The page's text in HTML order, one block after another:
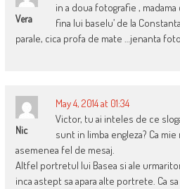
Vera
in a doua fotografie ,
fina lui baselu’ de la
parale, cica profa de mate …jenanta
Nic
May 4, 2014 at 01:34
Victor, tu ai inteles de ce
sunt in limba engleza? Ca
asemenea fel de mesaj.
Altfel portretul lui Basea si ale
inca astept sa apara alte portrete. Ca